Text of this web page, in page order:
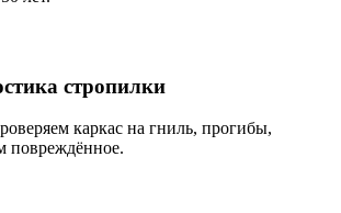
стропилки
каркас на гниль, прогибы,
повреждённое.